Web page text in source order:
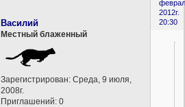
2012г.
20:30
Василий
Местный блаженный
Зарегистрирован: Среда, 9 июля,
2008г.
Приглашений: 0